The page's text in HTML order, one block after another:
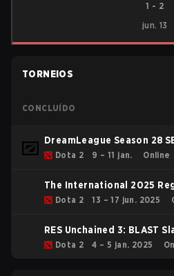
1 - 2
jun. 13
TORNEIOS
CONCLUÍDO
DreamLeague Season 28
Dota 2 9 – 11 jan. Online
The International 2025
Dota 2 13 – 17 jun. 2025
RES Unchained 3: BLAST
Dota 2 4 – 5 jan. 2025